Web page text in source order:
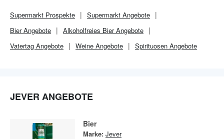
Supermarkt Prospekte Supermarkt Angebote
Bier Angebote
Alkoholfreies Bier Angebote
Vatertag Angebote
Weine Angebote Spirituosen Angebote
JEVER ANGEBOTE
Bier
Marke: Jever